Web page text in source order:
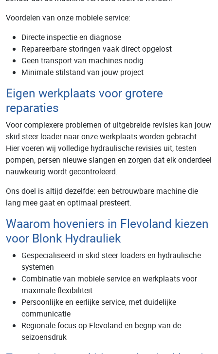
Voordelen van onze mobiele service:
Directe inspectie en diagnose
Repareerbare storingen vaak direct opgelost
Geen transport van machines nodig
Minimale stilstand van jouw project
Eigen werkplaats voor grotere
reparaties
Voor complexere problemen of uitgebreide revisies kan jouw
skid steer loader naar onze werkplaats worden gebracht.
Hier voeren wij volledige hydraulische revisies uit, testen
pompen, persen nieuwe slangen en zorgen dat elk onderdeel
nauwkeurig wordt gecontroleerd.
Ons doel is altijd dezelfde: een betrouwbare machine die
lang mee gaat en optimaal presteert.
Waarom hoveniers in Flevoland kiezen
voor Blonk Hydrauliek
Gespecialiseerd in skid steer loaders en hydraulische
systemen
Combinatie van mobiele service en werkplaats voor
maximale flexibiliteit
Persoonlijke en eerlijke service, met duidelijke
communicatie
Regionale focus op Flevoland en begrip van de
seizoensdruk